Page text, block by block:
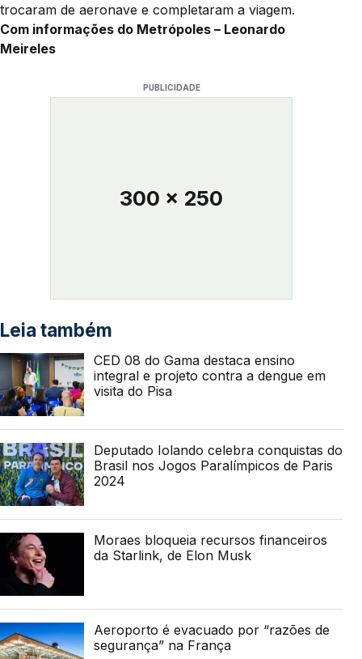
trocaram de aeronave e completaram a viagem.
Com informações do Metrópoles – Leonardo
Meireles
PUBLICIDADE
300 x 250
Leia também
CED 08 do Gama destaca ensino
integral e projeto contra a dengue em
visita do Pisa
Deputado Iolando celebra conquistas do
Brasil nos Jogos Paralímpicos de Paris
2024
Moraes bloqueia recursos financeiros
da Starlink, de Elon Musk
Aeroporto é evacuado por “razões de
segurança” na França